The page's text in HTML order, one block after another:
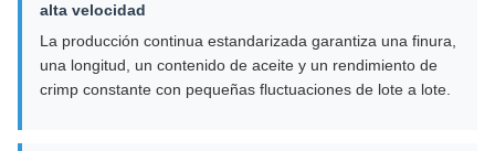
alta velocidad
La producción continua estandarizada garantiza una finura,
una longitud, un contenido de aceite y un rendimiento de
crimp constante con pequeñas fluctuaciones de lote a lote.